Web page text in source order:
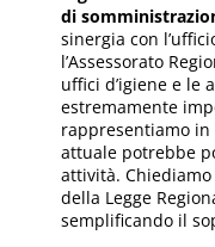
di
sinergia con
l’Assessorato
uffici d’igiene e le
estremamente
rappresentiamo
attuale potrebbe
attività.
della Legge
semplificando il